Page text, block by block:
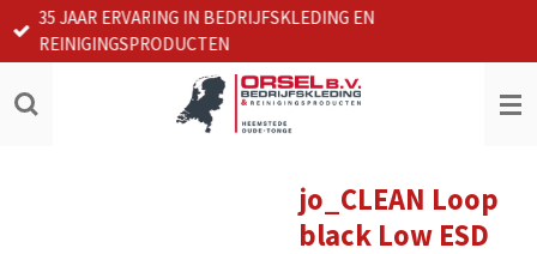
Ga
direct
de
35 JAAR ERVARING IN BEDRIJFSKLEDING EN
REINIGINGSPRODUCTEN
jo_CLEAN Loop
black Low ESD